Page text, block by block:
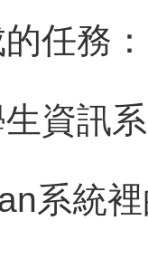
任務：
資訊
系統